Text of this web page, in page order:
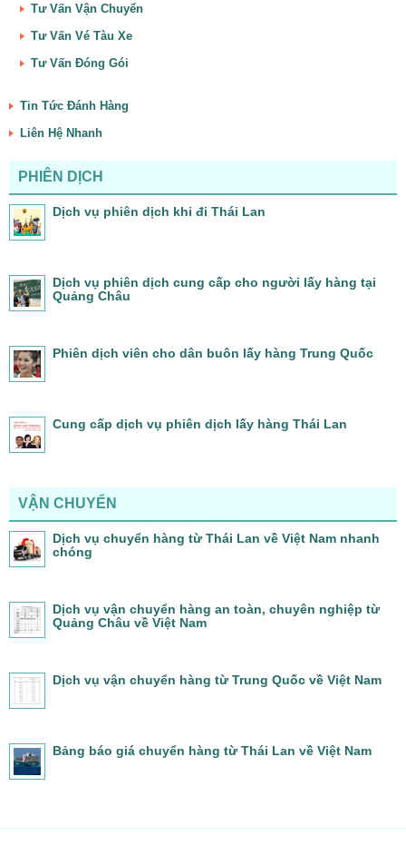
Tư Vấn Vận Chuyển
Tư Vấn Vé Tàu Xe
Tư Vấn Đóng Gói
Tin Tức Đánh Hàng
Liên Hệ Nhanh
PHIÊN DỊCH
Dịch vụ phiên dịch khi đi Thái Lan
Dịch vụ phiên dịch cung cấp cho người lấy hàng tại
Quảng Châu
Phiên dịch viên cho dân buôn lấy hàng Trung Quốc
Cung cấp dịch vụ phiên dịch lấy hàng Thái Lan
VẬN CHUYỂN
Dịch vụ chuyển hàng từ Thái Lan về Việt Nam nhanh
chóng
Dịch vụ vận chuyển hàng an toàn, chuyên nghiệp từ
Quảng Châu về Việt Nam
Dịch vụ vận chuyển hàng từ Trung Quốc về Việt Nam
Bảng báo giá chuyển hàng từ Thái Lan về Việt Nam